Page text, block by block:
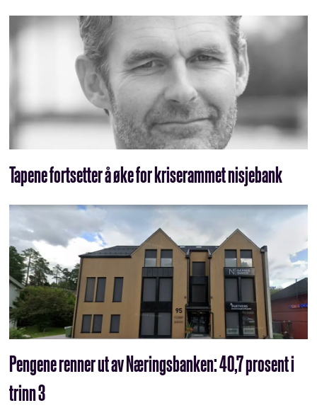
Tapene fortsetter å øke for kriserammet nisjebank
Pengene renner ut av Næringsbanken: 40,7 prosent i
trinn 3